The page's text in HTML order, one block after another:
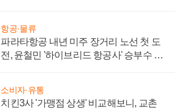
항공·물류
파라타항공 내년 미주 장거리 노선 첫 도
전, 윤철민 '하이브리드 항공사' 승부수 통
소비자·유통
치킨3사 '가맹점 상생' 비교해보니, 교촌